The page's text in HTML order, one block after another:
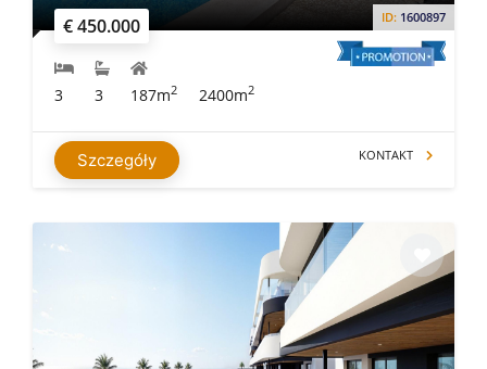
€ 450.000 ID: 1600897
3 3 187m2 2400m2
Szczegóły KONTAKT